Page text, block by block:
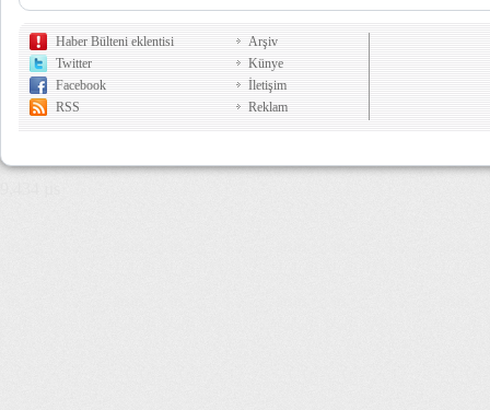
Haber Bülteni eklentisi
Twitter
Facebook
RSS
Arşiv
Künye
İletişim
Reklam